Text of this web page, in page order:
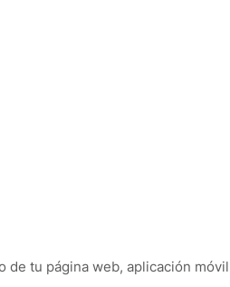
de tu página web, aplicación